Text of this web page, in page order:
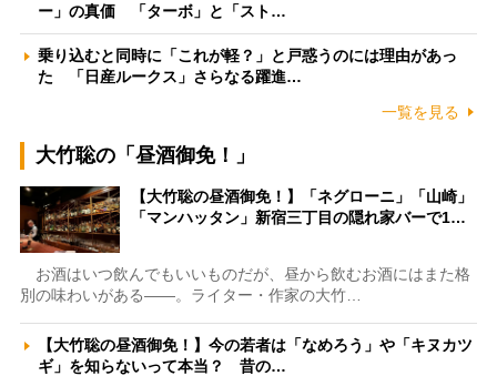
ー」の真価 「ターボ」と「スト…
乗り込むと同時に「これが軽？」と戸惑うのには理由があっ
た 「日産ルークス」さらなる躍進…
一覧を見る
大竹聡の「昼酒御免！」
【大竹聡の昼酒御免！】「ネグローニ」「山崎」
「マンハッタン」新宿三丁目の隠れ家バーで1…
お酒はいつ飲んでもいいものだが、昼から飲むお酒にはまた格
別の味わいがある――。ライター・作家の大竹…
【大竹聡の昼酒御免！】今の若者は「なめろう」や「キヌカツ
ギ」を知らないって本当？ 昔の…